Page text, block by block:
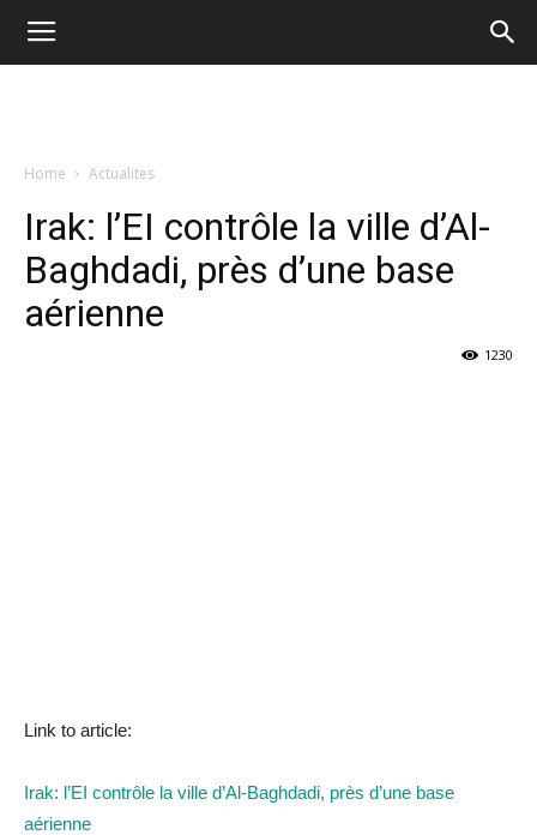
Home Actualites
Irak: l’EI contrôle la ville d’Al-
Baghdadi, près d’une base
aérienne
1230
Link to article:
Irak: l’EI contrôle la ville d’Al-Baghdadi, près d’une base
aérienne